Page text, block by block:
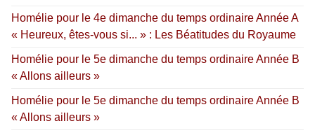
Homélie pour le 4e dimanche du temps ordinaire Année A
« Heureux, êtes-vous si... » : Les Béatitudes du Royaume
Homélie pour le 5e dimanche du temps ordinaire Année B
« Allons ailleurs »
Homélie pour le 5e dimanche du temps ordinaire Année B
« Allons ailleurs »